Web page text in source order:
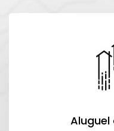
Aluguel